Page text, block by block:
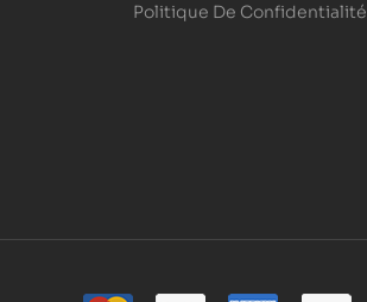
Politique De Confidentialité